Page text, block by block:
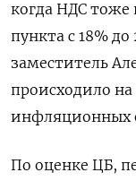
когда НДС тоже
пункта с 18%
заместитель
происходило
инфляционных
По оценке ЦБ,